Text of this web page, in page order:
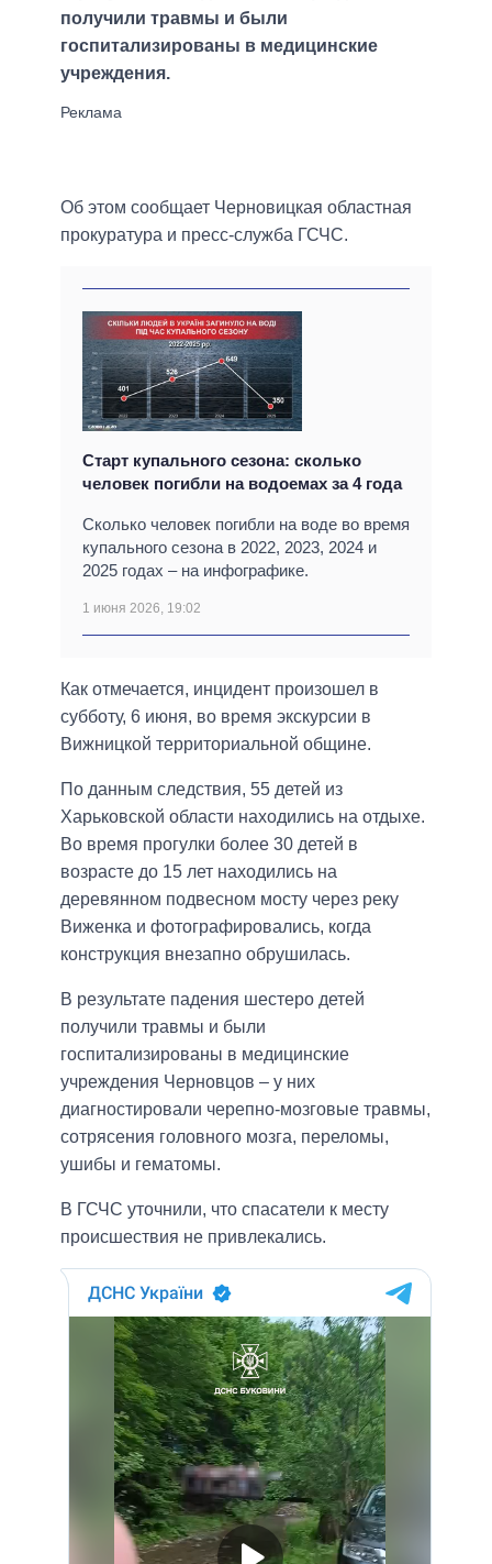
получили травмы и были
госпитализированы в медицинские
учреждения.
Об этом сообщает Черновицкая областная
прокуратура и пресс-служба ГСЧС.
Старт купального сезона: сколько
человек погибли на водоемах за 4 года
Сколько человек погибли на воде во время
купального сезона в 2022, 2023, 2024 и
2025 годах – на инфографике.
1 июня 2026, 19:02
Как отмечается, инцидент произошел в
субботу, 6 июня, во время экскурсии в
Вижницкой территориальной общине.
По данным следствия, 55 детей из
Харьковской области находились на отдыхе.
Во время прогулки более 30 детей в
возрасте до 15 лет находились на
деревянном подвесном мосту через реку
Виженка и фотографировались, когда
конструкция внезапно обрушилась.
В результате падения шестеро детей
получили травмы и были
госпитализированы в медицинские
учреждения Черновцов – у них
диагностировали черепно-мозговые травмы,
сотрясения головного мозга, переломы,
ушибы и гематомы.
В ГСЧС уточнили, что спасатели к месту
происшествия не привлекались.